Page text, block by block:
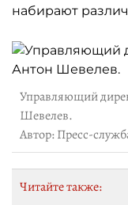
набирают
Управляющий
Шевелев.
Автор: Пресс-
Читайте также: